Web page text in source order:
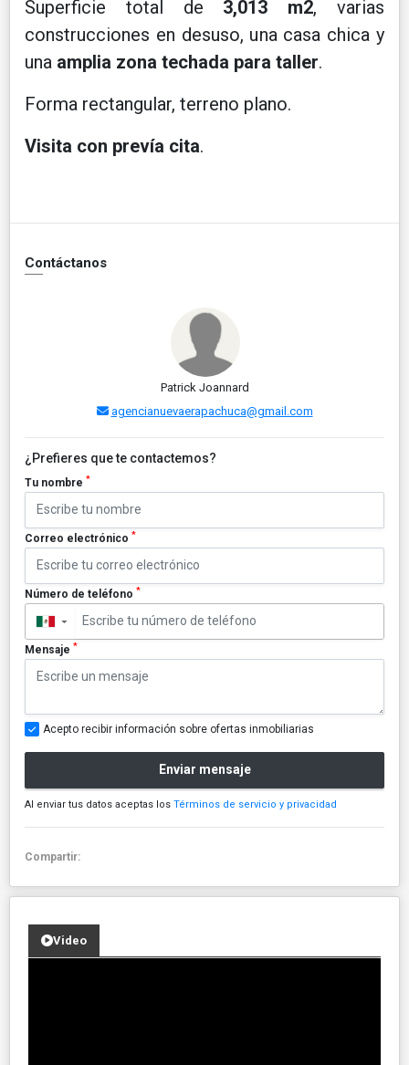
Superficie total de 3,013 m2, varias
construcciones en desuso, una casa chica y
una amplia zona techada para taller.
Forma rectangular, terreno plano.
Visita con prevía cita.
Contáctanos
Patrick Joannard
agencianuevaerapachuca@gmail.com
¿Prefieres que te contactemos?
Tu nombre *
Correo electrónico *
Número de teléfono *
▼
Mensaje *
Acepto recibir información sobre ofertas inmobiliarias
Enviar mensaje
Al enviar tus datos aceptas los Términos de servicio y privacidad
Compartir:
Video